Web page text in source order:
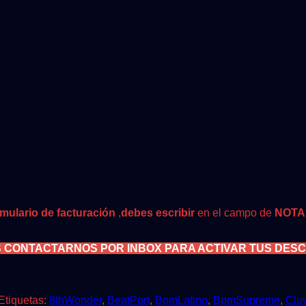
de facturación ,debes escribir en el campo de
POR INBOX PARA ACTIVAR TUS
8thWonder, BeatPort, BpmLatino, BpmSupreme,